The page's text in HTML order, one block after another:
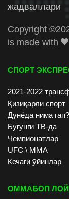
жадваллари
Copyright ©
is made with
СПОРТ
2021-2022
Қизиқарли спорт
Дунёда нима гап?
Бугунги ТВ-да
Чемпионатлар
UFC \ ММА
Кечаги ўйинлар
ОММАБОП